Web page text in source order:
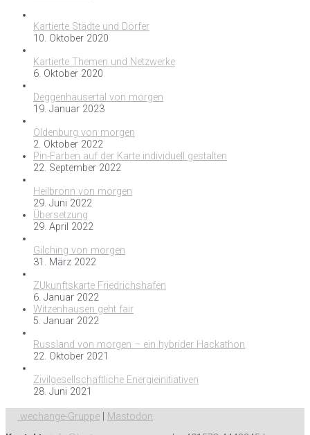
Kartierte Städte und Dörfer
10. Oktober 2020
Kartierte Themen und Netzwerke
6. Oktober 2020
Deggenhausertal von morgen
19. Januar 2023
Oldenburg von morgen
2. Oktober 2022
Pin-Farben auf der Karte individuell gestalten
22. September 2022
Heilbronn von morgen
29. Juni 2022
Übersetzung
29. April 2022
Gilching von morgen
31. März 2022
ZUkunftskarte Friedrichshafen
6. Januar 2022
Witzenhausen geht fair
5. Januar 2022
Russland von morgen – ein hybrider Hackathon
22. Oktober 2021
Zivilgesellschaftliche Energieinitiativen
28. Juni 2021
wechange-Gruppe
Mastodon